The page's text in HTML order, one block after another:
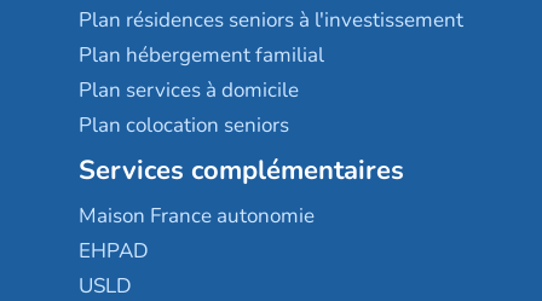
Plan résidences seniors à l'investissement
Plan hébergement familial
Plan services à domicile
Plan colocation seniors
Services complémentaires
Maison France autonomie
EHPAD
USLD